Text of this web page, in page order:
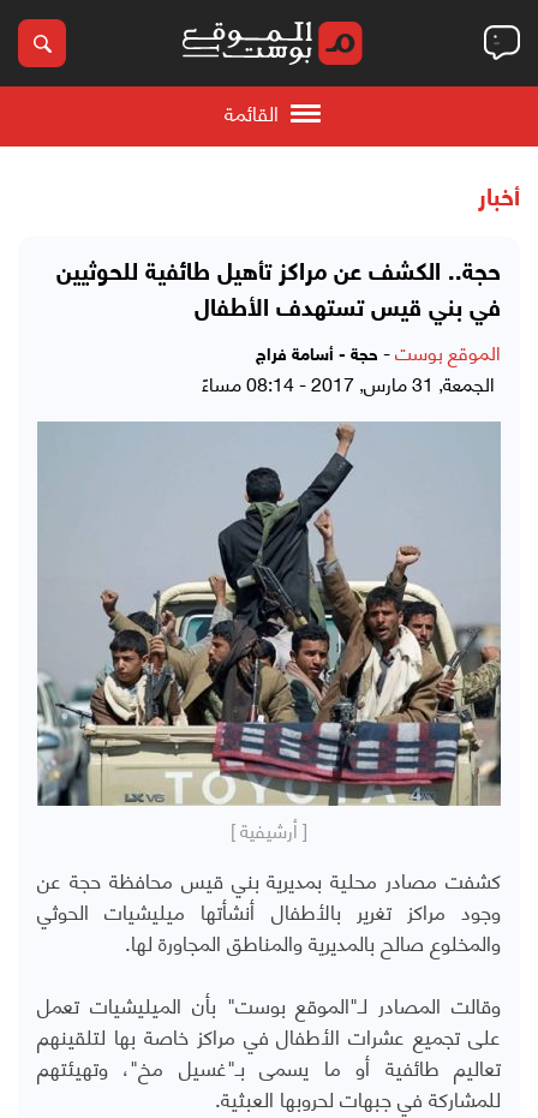
القائمة
أخبار
حجة.. الكشف عن مراكز تأهيل طائفية للحوثيين
في بني قيس تستهدف الأطفال
الموقع بوست- حجة - أسامة فراج
الجمعة, 31 مارس, 2017 - 08:14 مساءً
[ أرشيفية ]
كشفت مصادر محلية بمديرية بني قيس محافظة حجة عن
وجود مراكز تغرير بالأطفال أنشأتها ميليشيات الحوثي
والمخلوع صالح بالمديرية والمناطق المجاورة لها.
وقالت المصادر لـ"الموقع بوست" بأن الميليشيات تعمل
على تجميع عشرات الأطفال في مراكز خاصة بها لتلقينهم
تعاليم طائفية أو ما يسمى بـ"غسيل مخ"، وتهيئتهم
للمشاركة في جبهات لحروبها العبثية.